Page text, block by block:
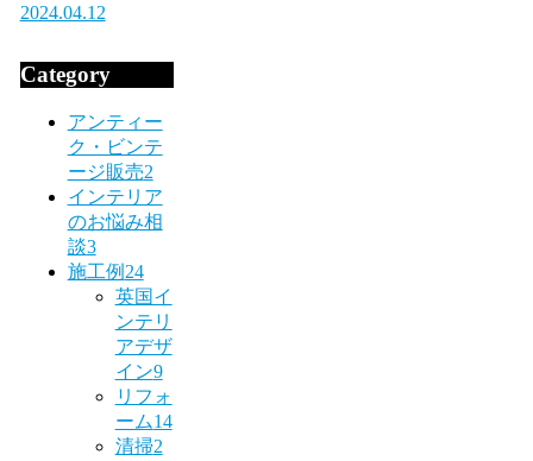
2024.04.12
Category
アンティー
ク・ビンテ
ージ販売2
インテリア
のお悩み相
談3
施工例 24
英国イ
ンテリ
アデザ
イン9
リフォ
ーム14
清掃2